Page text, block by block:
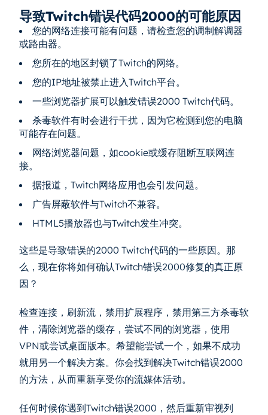
导致Twitch错误代码2000的可能原因
您的网络连接可能有问题，请检查您的调制解调器
或路由器。
您所在的地区封锁了Twitch的网络。
您的IP地址被禁止进入Twitch平台。
一些浏览器扩展可以触发错误2000 Twitch代码。
杀毒软件有时会进行干扰，因为它检测到您的电脑
可能存在问题。
网络浏览器问题，如cookie或缓存阻断互联网连
接。
据报道，Twitch网络应用也会引发问题。
广告屏蔽软件与Twitch不兼容。
HTML5播放器也与Twitch发生冲突。
这些是导致错误的2000 Twitch代码的一些原因。那
么，现在你将如何确认Twitch错误2000修复的真正原
因？
检查连接，刷新流，禁用扩展程序，禁用第三方杀毒软
件，清除浏览器的缓存，尝试不同的浏览器，使用
VPN或尝试桌面版本。希望能尝试一个，如果不成功
就用另一个解决方案。你会找到解决Twitch错误2000
的方法，从而重新享受你的流媒体活动。
任何时候你遇到Twitch错误2000，然后重新审视列